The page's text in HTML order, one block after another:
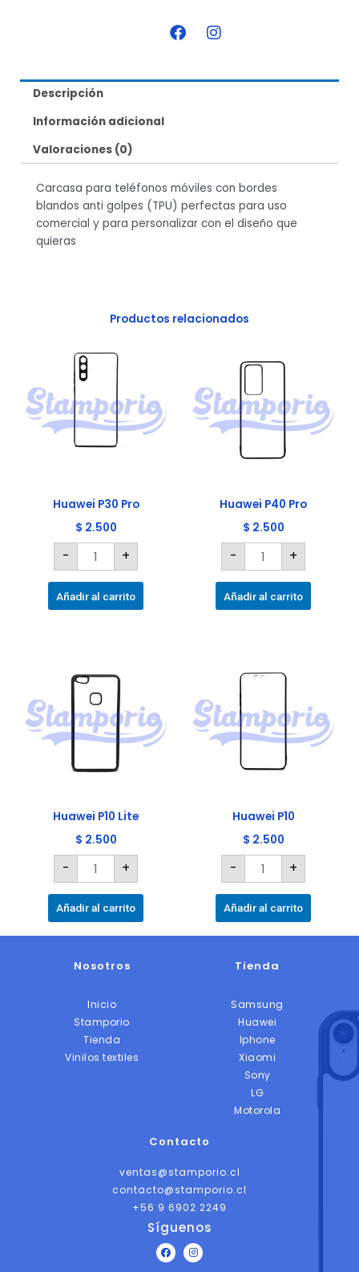
F
a
b
I
n
a
Descripción
Información adicional
Valoraciones (0)
Carcasa para teléfonos móviles con bordes
blandos anti golpes (TPU) perfectas para uso
comercial y para personalizar con el diseño que
quieras
Productos relacionados
Huawei P30 Pro
$ 2.500
-
P30
Pro
cantidad
+
Añadir al carrito
Huawei P40 Pro
$ 2.500
-
Pro
cantidad
+
Añadir al carrito
Huawei P10 Lite
$ 2.500
-
Lite
cantidad
+
Añadir al carrito
Huawei P10
$ 2.500
-
cantidad
+
Añadir al carrito
Nosotros
Inicio
Stamporio
Tienda
Vinilos textiles
Tienda
Samsung
Huawei
Iphone
Xiaomi
Sony
LG
Motorola
Contacto
ventas@stamporio.cl
contacto@stamporio.cl
+56 9 6902 2249
Síguenos
F
a
I
n